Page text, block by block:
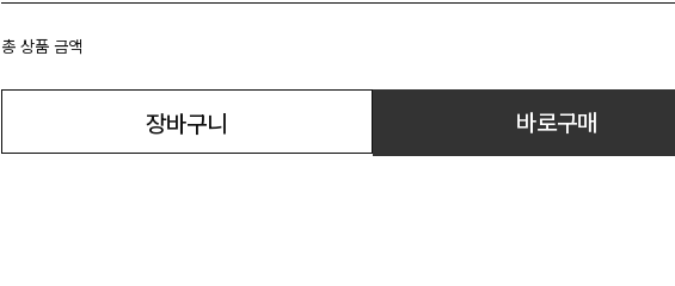
총 상품 금액
장바구니 바로구매